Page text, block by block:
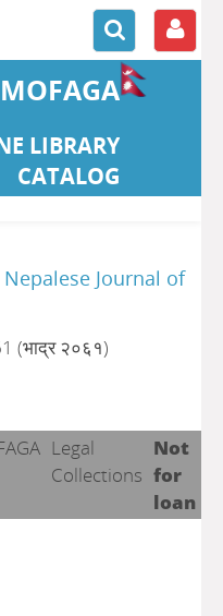
MOFAGA
LIBRARY
CATALOG
Journal of
(भाद्र २०६१)
Legal
Collections
Not
for
loan